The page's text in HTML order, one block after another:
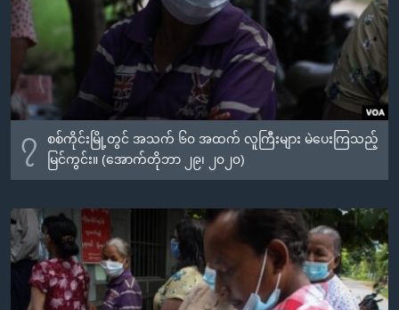
၇
စစ်ကိုင်းမြို့တွင် အသက် ၆၀ အထက် လူကြီးများ မဲပေးကြသည့်
မြင်ကွင်း။ (အောက်တိုဘာ ၂၉၊ ၂၀၂၀)